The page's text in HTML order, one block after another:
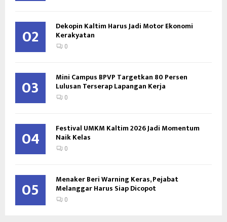
02 Dekopin Kaltim Harus Jadi Motor Ekonomi
Kerakyatan
0
03 Mini Campus BPVP Targetkan 80 Persen
Lulusan Terserap Lapangan Kerja
0
04 Festival UMKM Kaltim 2026 Jadi Momentum
Naik Kelas
0
05 Menaker Beri Warning Keras, Pejabat
Melanggar Harus Siap Dicopot
0